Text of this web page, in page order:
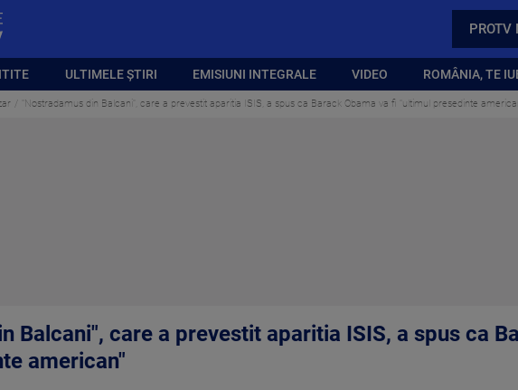
PROTV
ULTIMELE ȘTIRI EMISIUNI INTEGRALE VIDEO ROMÂNIA, TE
"Nostradamus din Balcani", care a prevestit aparitia ISIS, a spus ca Barack Obama va fi "ultimul presedinte
Balcani", care a prevestit aparitia ISIS, a spus ca
american"